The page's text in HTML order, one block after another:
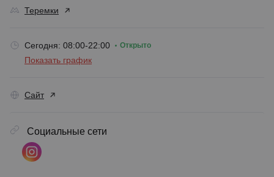
Теремки
Сегодня: 08:00-22:00 Открыто
Показать график
Сайт
Социальные сети